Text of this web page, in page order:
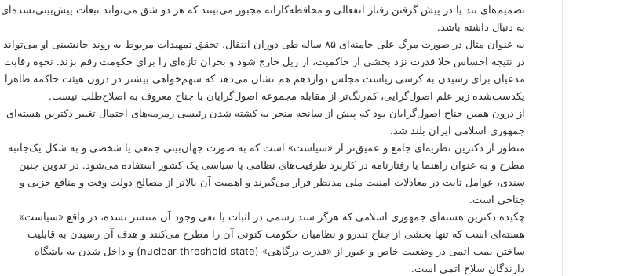
تصمیم‌های تند یا در پیش گرفتن رفتار انفعالی و محافظه‌کارانه مجبور می‌بینند که هر دو شق می‌تواند تبعات پیش‌بینی‌نشده‌ای
به دنبال داشته باشد.
به عنوان مثال در صورت مرگ علی خامنه‌ای ۸۵ ساله طی دوران انتقال، تحقق تمهیدات مربوط به روند جانشینی او می‌تواند
در نتیجه احساس خلا قدرت نزد بخشی از حاکمیت، از ریل خارج شود و بحران تازه‌ای را برای حکومت رقم بزند. نحوه رقابت
مدعیان برای رسیدن به کرسی ریاست مجلس دوازدهم هم نشان می‌دهد که سهم‌خواهی بیشتر در درون هیئت حاکمه ظاهرا
یکدست‌شده زیر علم اصول‌گرایی، کم‌رنگ‌تر از مقابله مجموعه اصول‌گرایان با جناح معروف به اصلاح‌طلب نیست.
از درون همین جناح اصول‌گرایان بود که پیش از سانحه منجر به کشته شدن رئیسی زمزمه‌های احتمال تغییر دکترین هسته‌ای
جمهوری اسلامی ایران بلند شد.
منظور از دکترین نظریه‌ای جامع و عمیق‌تر از «سیاست» است که به صورت جهان‌بینی جمعی یا شخصی و به شکل یک‌جانبه
مطرح و به عنوان راهنما یا رفتارنامه در کاربرد ظرفیت‌های نظامی یا سیاسی یک کشور استفاده می‌شود. در تدوین چنین
سندی، عوامل ثابت در معادلات امنیت ملی مدنظر قرار می‌گیرند و اهمیت آن بالاتر از مصالح دولت وقت و منافع حزبی و
جناحی است.
چکیده دکترین هسته‌ای جمهوری اسلامی که هرگز سند رسمی در اثبات یا نفی وجود آن منتشر نشده، در واقع «سیاست»
هسته‌ای است که تنها بخشی از جناح تندرو و نظامیان حکومت کنونی آن را مطرح می‌کنند و هدف آن رسیدن به قابلیت
ساختن بمب اتمی در وضعیت خاص و عبور از «قدرت درگاهی» (nuclear threshold state) و داخل شدن به باشگاه
دارندگان سلاح اتمی است.